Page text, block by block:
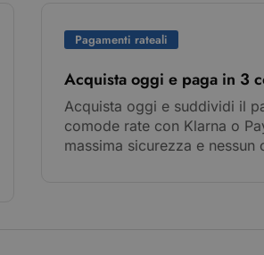
Pagamenti rateali
Acquista oggi e paga in 3
Acquista oggi e suddividi il
comode rate con Klarna o
massima sicurezza e nessun